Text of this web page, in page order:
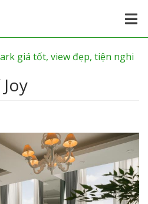
giá tốt, view đẹp, tiện nghi